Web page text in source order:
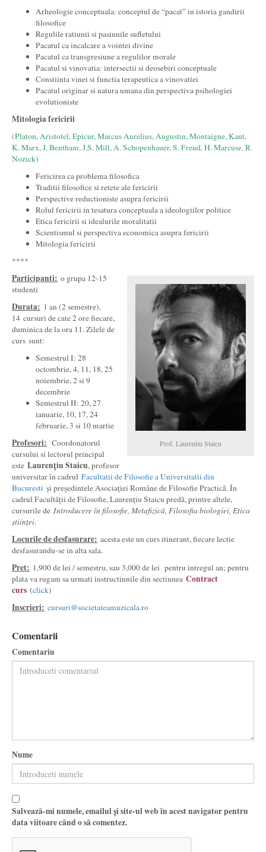
Arheologie conceptuala: conceptul de “pacat” in istoria gandirii
filosofice
Regulile ratiunii si pasiunile sufletului
Pacatul ca incalcare a vointei divine
Pacatul ca transgresiune a regulilor morale
Pacatul si vinovatia: intersectii si deosebiri conceptuale
Constiinta vinei si functia terapeutica a vinovatiei
Pacatul originar si natura umana din perspectiva psihologiei
evolutioniste
Mitologia fericirii
(Platon, Aristotel, Epicur, Marcus Aurelius, Augustin, Montaigne, Kant,
K. Marx, J. Bentham, J.S. Mill, A. Schopenhauer, S. Freud, H. Marcuse, R.
Nozick)
Fericirea ca problema filosofica
Traditii filosofice si retete ale fericirii
Perspective reductioniste asupra fericirii
Rolul fericirii in tesatura conceptuala a ideologiilor politice
Etica fericirii si idealurile moralitatii
Scientismul si perspectiva economica asupra fericirii
Mitologia fericirii
****
Prof. Laurentiu Staicu
Participanti: o grupa 12-15
studenti
Durata: 1 an (2 semestre),
14 cursuri de cate 2 ore fiecare,
duminica de la ora 11. Zilele de
curs sunt:
Semestrul I: 28
octombrie, 4, 11, 18, 25
noiembrie, 2 si 9
decembrie
Semestrul II: 20, 27
ianuarie, 10, 17, 24
februarie, 3 si 10 martie
Profesori: Coordonatorul
cursului si lectorul principal
este Laurențiu Staicu, profesor
universitar în cadrul Facultatii de Filosofie a Universitatii din
Bucuresti și președintele Asociației Române de Filosofie Practică. În
cadrul Facultății de Filosofie, Laurențiu Staicu predă, printre altele,
cursurile de Introducere în filosofie, Metafizică, Filosofia biologiei, Etica
științei.
Locurile de desfasurare: acesta este un curs itinerant, fiecare lectie
desfasurandu-se in alta sala.
Pret: 1,900 de lei / semestru, sau 3,000 de lei pentru intregul an; pentru
plata va rugam sa urmati instructiunile din sectiunea Contract
curs (click)
Inscrieri: cursuri@societateamuzicala.ro
Comentarii
Comentariu
Nume
Salvează-mi numele, emailul și site-ul web în acest navigator pentru
data viitoare când o să comentez.